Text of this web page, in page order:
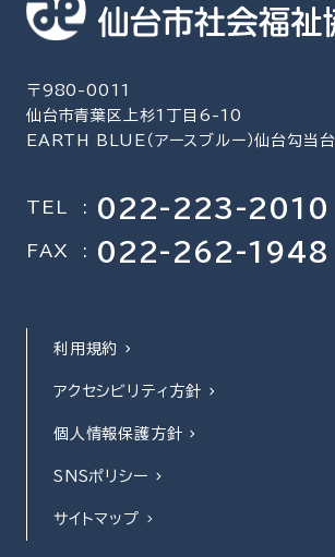
〒980-0011
仙台市青葉区上杉1丁目6-10
EARTH BLUE（アースブルー）仙台勾当台
TEL : 022-223-2010
FAX : 022-262-1948
利用規約
アクセシビリティ方針
個人情報保護方針
SNSポリシー
サイトマップ